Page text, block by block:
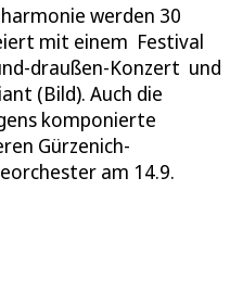
werden 30
mit einem Festival
draußen-Konzert und
(Bild). Auch die
komponierte
Gürzenich-
am 14.9.